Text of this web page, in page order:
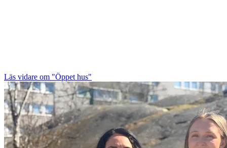
Läs vidare om "Öppet hus"